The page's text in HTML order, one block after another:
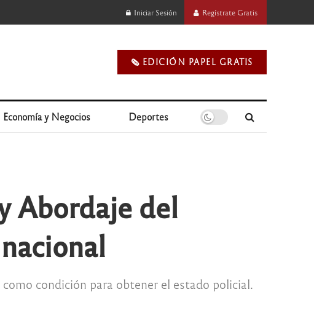
Iniciar Sesión Regístrate Gratis
🗞️ EDICIÓN PAPEL GRATIS
Economía y Negocios Deportes
Abordaje del
condición para obtener el estado policial.